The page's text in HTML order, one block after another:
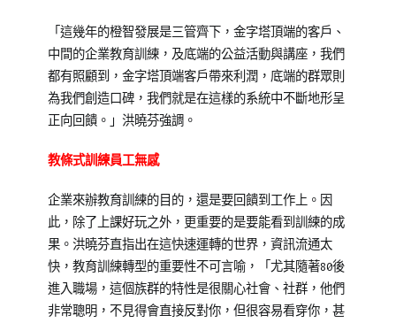
「這幾年的橙智發展是三管齊下，金字塔頂端的客戶、
中間的企業教育訓練，及底端的公益活動與講座，我們
都有照顧到，金字塔頂端客戶帶來利潤，底端的群眾則
為我們創造口碑，我們就是在這樣的系統中不斷地形呈
正向回饋。」洪曉芬強調。
教條式訓練員工無感
企業來辦教育訓練的目的，還是要回饋到工作上。因
此，除了上課好玩之外，更重要的是要能看到訓練的成
果。洪曉芬直指出在這快速運轉的世界，資訊流通太
快，教育訓練轉型的重要性不可言喻，「尤其隨著80後
進入職場，這個族群的特性是很關心社會、社群，他們
非常聰明，不見得會直接反對你，但很容易看穿你，甚